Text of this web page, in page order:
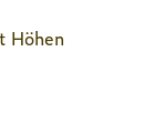
Höhen